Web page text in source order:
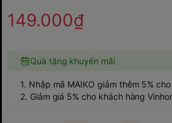
149.000₫
Quà tặng khuyến mãi
1. Nhập mã MAIKO giảm thêm 5%
2. Giảm giá 5% cho khách hàng